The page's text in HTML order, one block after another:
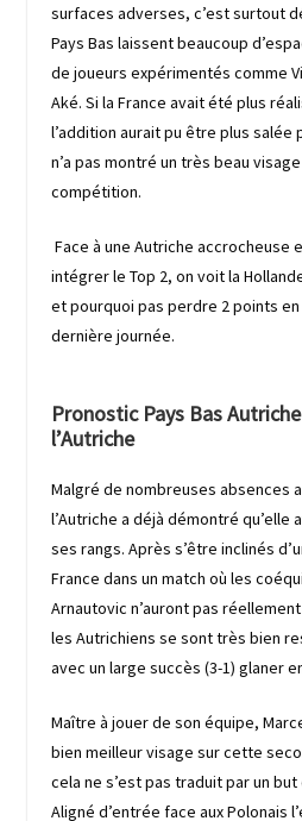
surfaces adverses, c’est surtout
Pays Bas laissent beaucoup
de joueurs expérimentés comme
Aké. Si la France avait été plus
l’addition aurait pu être plus
n’a pas montré un très beau
compétition.
Face à une Autriche accrocheuse
intégrer le Top 2, on voit la
et pourquoi pas perdre 2 points
dernière journée.
Pronostic Pays Bas
l’Autriche
Malgré de nombreuses absences
l’Autriche a déjà démontré qu’elle
ses rangs. Après s’être inclinés
France dans un match où les
Arnautovic n’auront pas
les Autrichiens se sont très bien
avec un large succès (3-1) glaner
Maître à jouer de son équipe,
bien meilleur visage sur cette
cela ne s’est pas traduit par un
Aligné d’entrée face aux Polonais